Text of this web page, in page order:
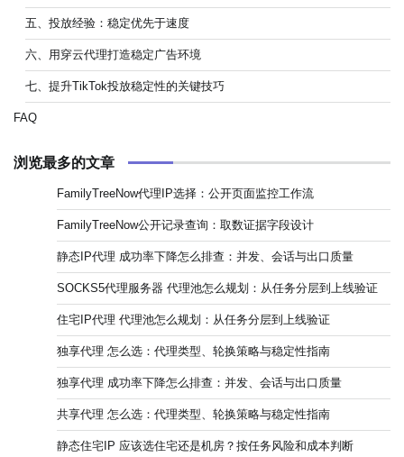
五、投放经验：稳定优先于速度
六、用穿云代理打造稳定广告环境
七、提升TikTok投放稳定性的关键技巧
FAQ
浏览最多的文章
FamilyTreeNow代理IP选择：公开页面监控工作流
FamilyTreeNow公开记录查询：取数证据字段设计
静态IP代理 成功率下降怎么排查：并发、会话与出口质量
SOCKS5代理服务器 代理池怎么规划：从任务分层到上线验证
住宅IP代理 代理池怎么规划：从任务分层到上线验证
独享代理 怎么选：代理类型、轮换策略与稳定性指南
独享代理 成功率下降怎么排查：并发、会话与出口质量
共享代理 怎么选：代理类型、轮换策略与稳定性指南
静态住宅IP 应该选住宅还是机房？按任务风险和成本判断